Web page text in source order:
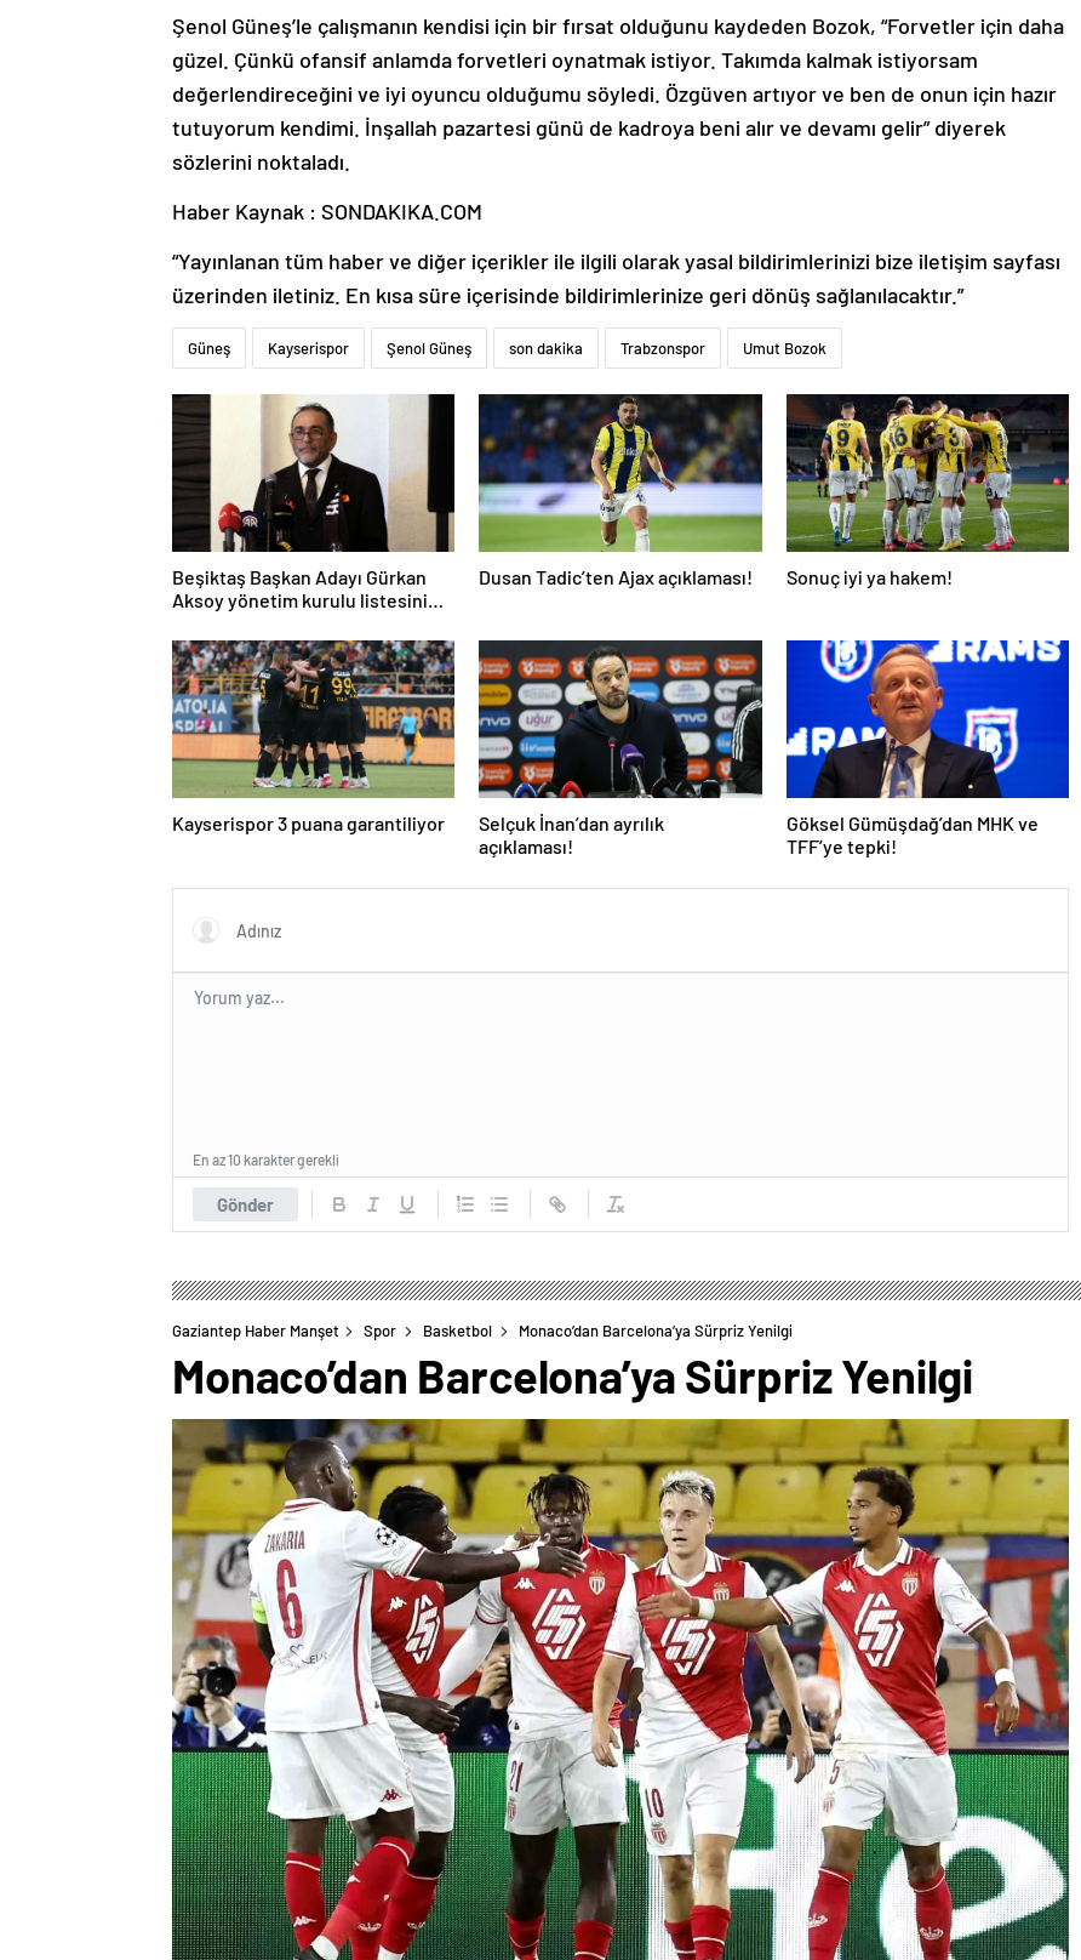
Şenol Güneş’le çalışmanın kendisi için bir fırsat olduğunu kaydeden Bozok, “Forvetler için daha
güzel. Çünkü ofansif anlamda forvetleri oynatmak istiyor. Takımda kalmak istiyorsam
değerlendireceğini ve iyi oyuncu olduğumu söyledi. Özgüven artıyor ve ben de onun için hazır
tutuyorum kendimi. İnşallah pazartesi günü de kadroya beni alır ve devamı gelir” diyerek
sözlerini noktaladı.
Haber Kaynak : SONDAKIKA.COM
“Yayınlanan tüm haber ve diğer içerikler ile ilgili olarak yasal bildirimlerinizi bize iletişim sayfası
üzerinden iletiniz. En kısa süre içerisinde bildirimlerinize geri dönüş sağlanılacaktır.”
Güneş Kayserispor Şenol Güneş son dakika Trabzonspor Umut Bozok
Beşiktaş Başkan Adayı Gürkan
Aksoy yönetim kurulu listesini
Dusan Tadic’ten Ajax açıklaması! Sonuç iyi ya hakem!
Kayserispor 3 puana garantiliyor
Selçuk İnan’dan ayrılık
açıklaması!
Göksel Gümüşdağ’dan MHK ve
TFF’ye tepki!
Gönder
En az 10 karakter gerekli
Gaziantep Haber Manşet Spor Basketbol Monaco’dan Barcelona’ya Sürpriz Yenilgi
Monaco’dan Barcelona’ya Sürpriz Yenilgi